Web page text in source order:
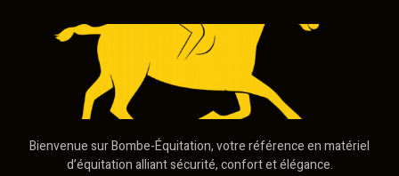
Bienvenue sur Bombe-Équitation, votre référence en matériel
d’équitation alliant sécurité, confort et élégance.